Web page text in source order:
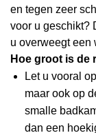
en tegen zeer
voor u geschikt?
u overweegt een
Hoe groot is de
Let u vooral
maar ook op
smalle
dan een